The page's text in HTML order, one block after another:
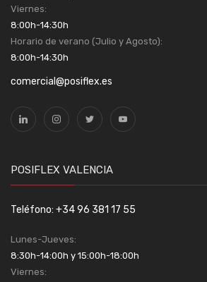
Viernes:
8:00h-14:30h
Horario de verano (Julio y Agosto):
8:00h-14:30h
comercial@posiflex.es
POSIFLEX VALENCIA
Teléfono: +34 96 381 17 55
Lunes-Jueves:
8:30h-14:00h y 15:00h-18:00h
Viernes: